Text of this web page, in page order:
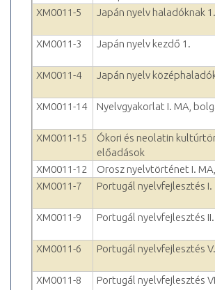
XM0011-5
Japán nyelv haladóknak 1.
XM0011-3 Japán nyelv kezdő 1.
XM0011-4 Japán nyelv
XM0011-14 Nyelvgyakorlat I. MA,
XM0011-15
Ókori és neolatin
előadások
XM0011-12 Orosz nyelvtörténet I.
XM0011-7
Portugál nyelvfejlesztés I.
XM0011-9 Portugál nyelvfejlesztés II.
XM0011-6 Portugál nyelvfejlesztés V.
XM0011-8 Portugál nyelvfejlesztés